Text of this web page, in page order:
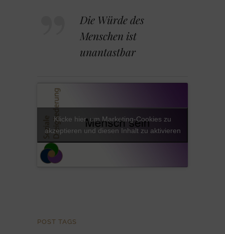
Die Würde des
Menschen ist
unantastbar
Klicke hier, um Marketing-Cookies zu
akzeptieren und diesen Inhalt zu aktivieren
POST TAGS